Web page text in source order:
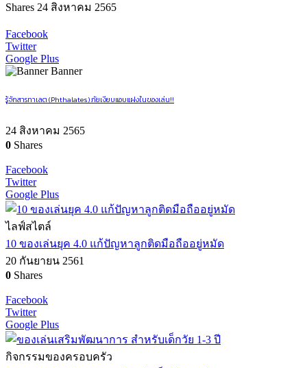
Shares 24 สิงหาคม 2565
Facebook
Twitter
Google Plus
Banner
รู้จักสารทาเลต (Phthalates) ภัยเงียบแอบแฝงในของเล่น!!
24 สิงหาคม 2565
0 Shares
Facebook
Twitter
Google Plus
ไลฟ์สไตล์
10 ของเล่นยุค 4.0 แก้ปัญหาลูกติดมือถืออยู่หมัด
20 กันยายน 2561
0 Shares
Facebook
Twitter
Google Plus
กิจกรรมของครอบครัว